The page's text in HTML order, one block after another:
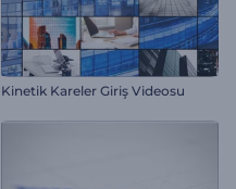
Kinetik Kareler Giriş Videosu